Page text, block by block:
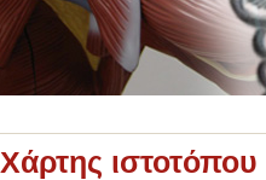
Χάρτης ιστοτόπου